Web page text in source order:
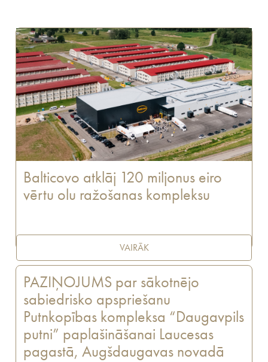
Balticovo atklāj 120 miljonus eiro
vērtu olu ražošanas kompleksu
VAIRĀK
PAZIŅOJUMS par sākotnējo
sabiedrisko apspriešanu
Putnkopības kompleksa “Daugavpils
putni” paplašināšanai Laucesas
pagastā, Augšdaugavas novadā